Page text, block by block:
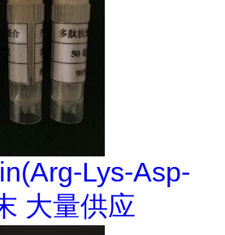
Lys-Asp-
大量供应